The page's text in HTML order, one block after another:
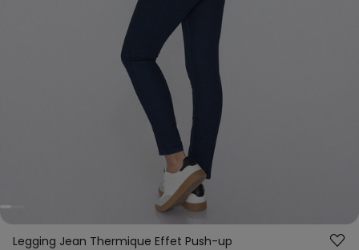
Legging Jean Thermique Effet Push-up